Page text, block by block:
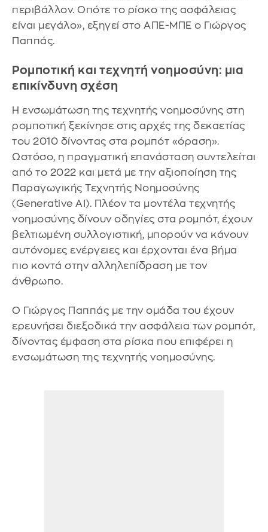
περιβάλλον. Οπότε το ρίσκο της ασφάλειας
είναι μεγάλο», εξηγεί στο ΑΠΕ-ΜΠΕ ο Γιώργος
Παππάς.
Ρομποτική και τεχνητή νοημοσύνη: μια
επικίνδυνη σχέση
Η ενσωμάτωση της τεχνητής νοημοσύνης στη
ρομποτική ξεκίνησε στις αρχές της δεκαετίας
του 2010 δίνοντας στα ρομπότ «όραση».
Ωστόσο, η πραγματική επανάσταση συντελείται
από το 2022 και μετά με την αξιοποίηση της
Παραγωγικής Τεχνητής Νοημοσύνης
(Generative AI). Πλέον τα μοντέλα τεχνητής
νοημοσύνης δίνουν οδηγίες στα ρομπότ, έχουν
βελτιωμένη συλλογιστική, μπορούν να κάνουν
αυτόνομες ενέργειες και έρχονται ένα βήμα
πιο κοντά στην αλληλεπίδραση με τον
άνθρωπο.
Ο Γιώργος Παππάς με την ομάδα του έχουν
ερευνήσει διεξοδικά την ασφάλεια των ρομπότ,
δίνοντας έμφαση στα ρίσκα που επιφέρει η
ενσωμάτωση της τεχνητής νοημοσύνης.